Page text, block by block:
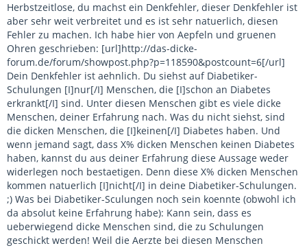
Herbstzeitlose, du machst ein Denkfehler, dieser Denkfehler ist
aber sehr weit verbreitet und es ist sehr natuerlich, diesen
Fehler zu machen. Ich habe hier von Aepfeln und gruenen
Ohren geschrieben: [url]http://das-dicke-
forum.de/forum/showpost.php?p=118590&postcount=6[/url]
Dein Denkfehler ist aehnlich. Du siehst auf Diabetiker-
Schulungen [I]nur[/I] Menschen, die [I]schon an Diabetes
erkrankt[/I] sind. Unter diesen Menschen gibt es viele dicke
Menschen, deiner Erfahrung nach. Was du nicht siehst, sind
die dicken Menschen, die [I]keinen[/I] Diabetes haben. Und
wenn jemand sagt, dass X% dicken Menschen keinen Diabetes
haben, kannst du aus deiner Erfahrung diese Aussage weder
widerlegen noch bestaetigen. Denn diese X% dicken Menschen
kommen natuerlich [I]nicht[/I] in deine Diabetiker-Schulungen.
;) Was bei Diabetiker-Sculungen noch sein koennte (obwohl ich
da absolut keine Erfahrung habe): Kann sein, dass es
ueberwiegend dicke Menschen sind, die zu Schulungen
geschickt werden! Weil die Aerzte bei diesen Menschen